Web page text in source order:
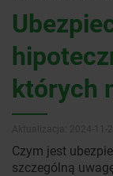
których
Czym jest
szczególną